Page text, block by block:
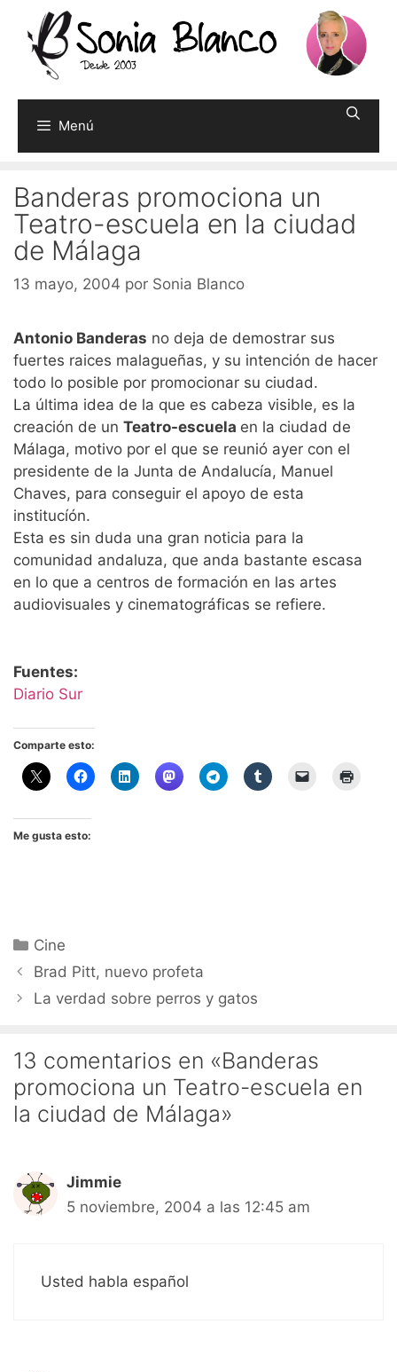
contenido
Menú
Banderas promociona un
Teatro-escuela en la ciudad
de Málaga
13 mayo, 2004 por Sonia Blanco
Antonio Banderas no deja de demostrar sus
fuertes raices malagueñas, y su intención de hacer
todo lo posible por promocionar su ciudad.
La última idea de la que es cabeza visible, es la
creación de un Teatro-escuela en la ciudad de
Málaga, motivo por el que se reunió ayer con el
presidente de la Junta de Andalucía, Manuel
Chaves, para conseguir el apoyo de esta
institucíón.
Esta es sin duda una gran noticia para la
comunidad andaluza, que anda bastante escasa
en lo que a centros de formación en las artes
audiovisuales y cinematográficas se refiere.
Fuentes:
Diario Sur
Comparte esto:
Me gusta esto:
Categorías
Cine
Brad Pitt, nuevo profeta
La verdad sobre perros y gatos
13 comentarios en «Banderas
promociona un Teatro-escuela en
la ciudad de Málaga»
Jimmie
5 noviembre, 2004 a las 12:45 am
Usted habla español